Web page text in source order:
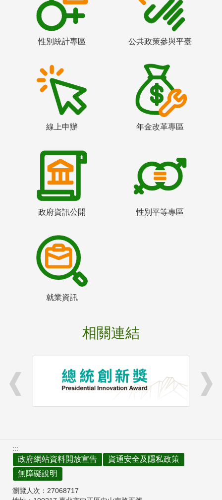
性別統計專區 公共政策參與平臺
線上申辦 年金改革專區
政府資訊公開 性別平等專區
就業資訊
相關連結
:::
政府網站資料開放宣告
資通安全及隱私政策
無障礙說明
瀏覽人次： 27068717